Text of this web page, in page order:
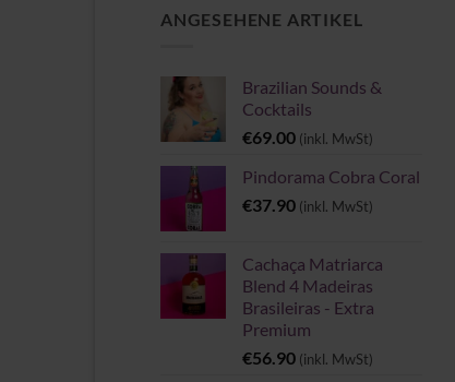
ANGESEHENE ARTIKEL
Brazilian Sounds &
Cocktails
€69.00 (inkl. MwSt)
Pindorama Cobra Coral
€37.90 (inkl. MwSt)
Cachaça Matriarca
Blend 4 Madeiras
Brasileiras - Extra
Premium
€56.90 (inkl. MwSt)